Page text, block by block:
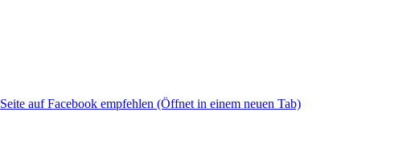
Seite auf Facebook empfehlen (Öffnet in einem neuen Tab)